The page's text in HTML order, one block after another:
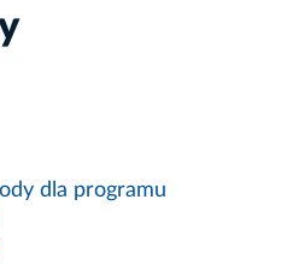
dla programu